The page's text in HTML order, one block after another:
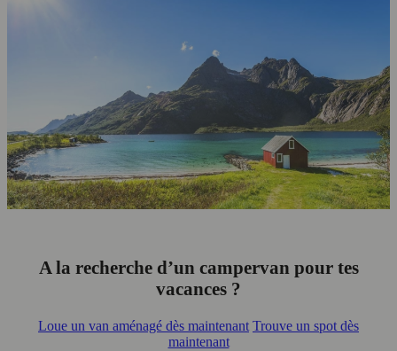
A la recherche d’un campervan pour tes
vacances ?
Loue un van aménagé dès maintenant Trouve un spot dès
maintenant